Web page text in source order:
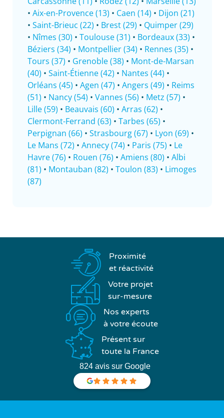
• Aix-en-Provence (13) • Caen (14) • Dijon (21)
• Saint-Brieuc (22) • Brest (29) • Quimper (29)
• Nîmes (30) • Toulouse (31) • Bordeaux (33) •
Béziers (34) • Montpellier (34) • Rennes (35) •
Tours (37) • Grenoble (38) • Mont-de-Marsan
(40) • Saint-Étienne (42) • Nantes (44) •
Orléans (45) • Agen (47) • Angers (49) • Reims
(51) • Nancy (54) • Vannes (56) • Metz (57) •
Lille (59) • Beauvais (60) • Arras (62) •
Clermont-Ferrand (63) • Tarbes (65) •
Perpignan (66) • Strasbourg (67) • Lyon (69) •
Le Mans (72) • Annecy (74) • Paris (75) • Le
Havre (76) • Rouen (76) • Amiens (80) • Albi
(81) • Montauban (82) • Toulon (83) • Limoges
(87)
Proximité
et réactivité
Votre projet
sur-mesure
Nos experts
à votre écoute
Présent sur
toute la France
824 avis sur Google